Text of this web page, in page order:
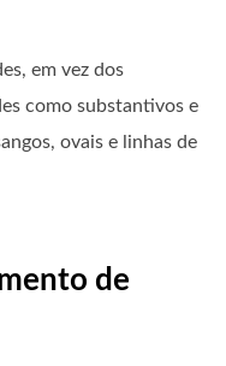
em vez dos
como substantivos e
ovais e linhas de
de